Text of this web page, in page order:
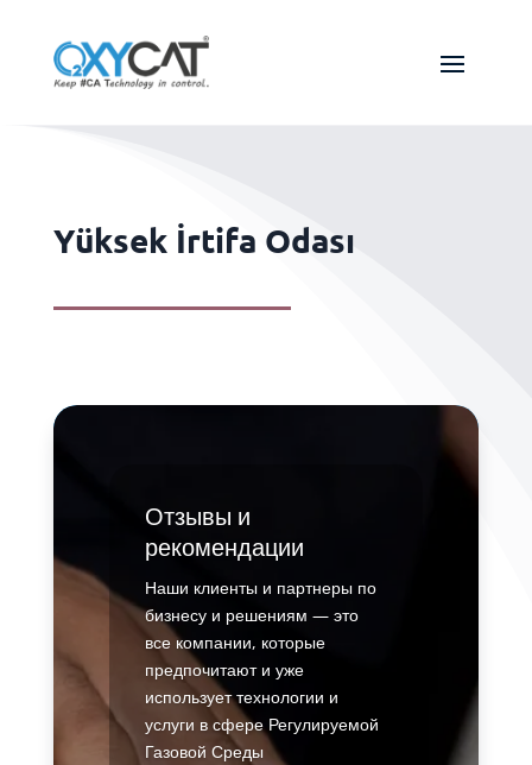
Yüksek İrtifa Odası
Отзывы и
рекомендации
Наши клиенты и партнеры по
бизнесу и решениям — это
все компании, которые
предпочитают и уже
использует технологии и
услуги в сфере Регулируемой
Газовой Среды